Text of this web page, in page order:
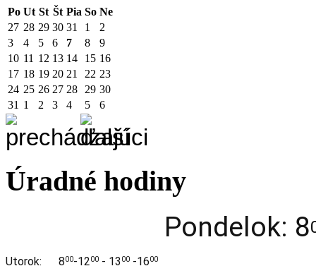
Po Ut St Št Pia So Ne
27 28 29 30 31 1
2
3
4 5 6 7 8
9
10 11 12 13 14 15 16
17 18 19 20 21 22 23
24 25 26 27 28 29 30
31 1 2 3 4 5 6
Úradné hodiny
Pondelok: 8
Utorok: 800-1200 - 13 00 -1600